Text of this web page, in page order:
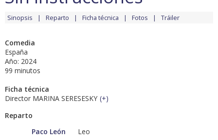
Sinopsis Reparto Ficha técnica Fotos Tráiler
Comedia
España
Año: 2024
99 minutos
Ficha técnica
Director MARINA SERESESKY (+)
Reparto
Paco León
Leo